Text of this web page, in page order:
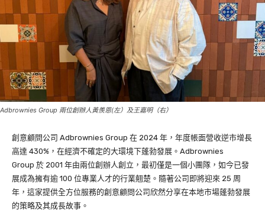
Adbrownies Group 兩位創辦人黃羨恩(左）及王嘉明（右）
創意顧問公司 Adbrownies Group 在 2024 年，年度帳面營收逆市增長
高達 430%，在經濟不確定的大環境下蓬勃發展。Adbrownies
Group 於 2001 年由兩位創辦人創立，最初僅是一個小團隊，如今已發
展成為擁有逾 100 位專業人才的行業翹楚。隨著公司即將迎來 25 周
年，這家提供全方位服務的創意顧問公司欣然分享在本地市場蓬勃發展
的策略及其成長故事。